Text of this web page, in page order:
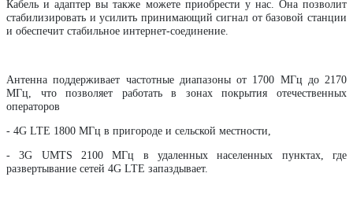
Кабель и адаптер вы также можете приобрести у нас. Она позволит
стабилизировать и усилить принимающий сигнал от базовой станции
и обеспечит стабильное интернет-соединение.
Антенна поддерживает частотные диапазоны от 1700 МГц до 2170
МГц, что позволяет работать в зонах покрытия отечественных
операторов
- 4G LTE 1800 МГц в пригороде и сельской местности,
- 3G UMTS 2100 МГц в удаленных населенных пунктах, где
развертывание сетей 4G LTE запаздывает.